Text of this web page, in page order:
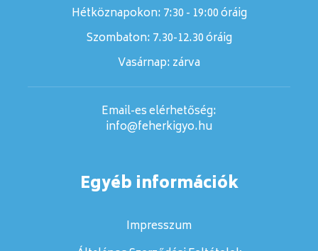
Hétköznapokon: 7:30 - 19:00 óráig
Szombaton:7.30-12.30 óráig
Vasárnap:zárva
Email-es elérhetőség:
info@feherkigyo.hu
Egyéb információk
Impresszum